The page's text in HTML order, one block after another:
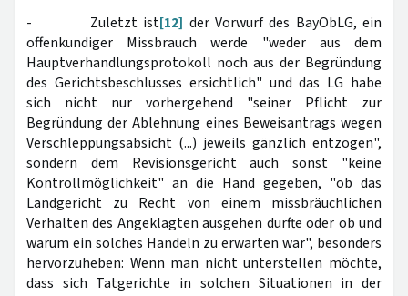
- Zuletzt ist[12] der Vorwurf des BayObLG, ein
offenkundiger Missbrauch werde "weder aus dem
Hauptverhandlungsprotokoll noch aus der Begründung
des Gerichtsbeschlusses ersichtlich" und das LG habe
sich nicht nur vorhergehend "seiner Pflicht zur
Begründung der Ablehnung eines Beweisantrags wegen
Verschleppungsabsicht (...) jeweils gänzlich entzogen",
sondern dem Revisionsgericht auch sonst "keine
Kontrollmöglichkeit" an die Hand gegeben, "ob das
Landgericht zu Recht von einem missbräuchlichen
Verhalten des Angeklagten ausgehen durfte oder ob und
warum ein solches Handeln zu erwarten war", besonders
hervorzuheben: Wenn man nicht unterstellen möchte,
dass sich Tatgerichte in solchen Situationen in der